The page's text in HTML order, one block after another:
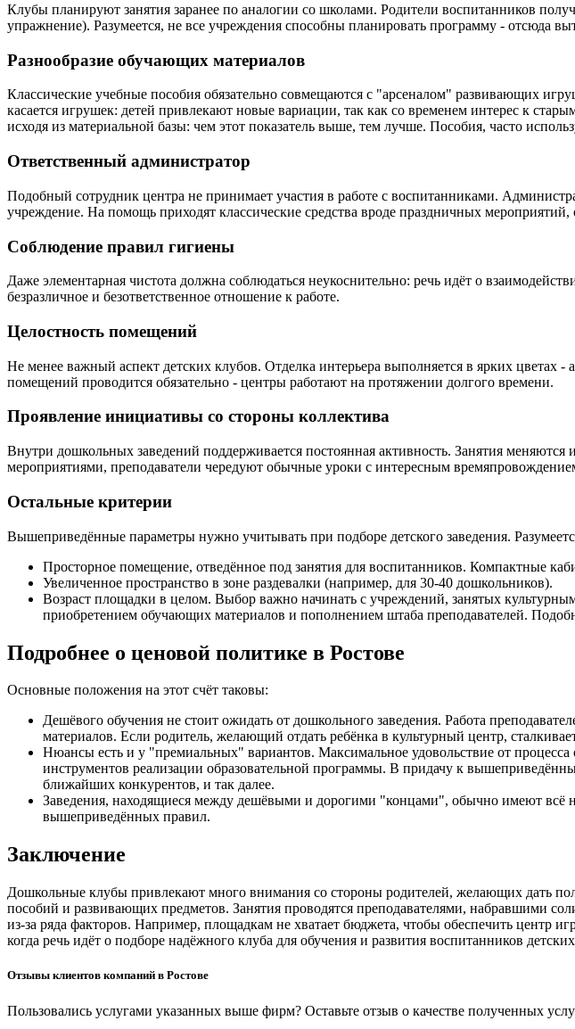
Клубы планируют занятия заранее по аналогии со школами. Родители воспитанников
упражнение). Разумеется, не все учреждения способны планировать программу - отсюда
Разнообразие обучающих материалов
Классические учебные пособия обязательно совмещаются с "арсеналом" развивающих
касается игрушек: детей привлекают новые вариации, так как со временем интерес к
исходя из материальной базы: чем этот показатель выше, тем лучше. Пособия, часто
Ответственный администратор
Подобный сотрудник центра не принимает участия в работе с воспитанниками.
учреждение. На помощь приходят классические средства вроде праздничных
Соблюдение правил гигиены
Даже элементарная чистота должна соблюдаться неукоснительно: речь идёт о
безразличное и безответственное отношение к работе.
Целостность помещений
Не менее важный аспект детских клубов. Отделка интерьера выполняется в ярких цветах
помещений проводится обязательно - центры работают на протяжении долгого времени.
Проявление инициативы со стороны коллектива
Внутри дошкольных заведений поддерживается постоянная активность. Занятия
мероприятиями, преподаватели чередуют обычные уроки с интересным
Остальные критерии
Вышеприведённые параметры нужно учитывать при подборе детского заведения.
Просторное помещение, отведённое под занятия для воспитанников. Компактные
Увеличенное пространство в зоне раздевалки (например, для 30-40 дошкольников).
Возраст площадки в целом. Выбор важно начинать с учреждений, занятых
приобретением обучающих материалов и пополнением штаба преподавателей.
Подробнее о ценовой политике в Ростове
Основные положения на этот счёт таковы:
Дешёвого обучения не стоит ожидать от дошкольного заведения. Работа
материалов. Если родитель, желающий отдать ребёнка в культурный центр,
Нюансы есть и у "премиальных" вариантов. Максимальное удовольствие от
инструментов реализации образовательной программы. В придачу к
ближайших конкурентов, и так далее.
Заведения, находящиеся между дешёвыми и дорогими "концами", обычно имеют всё
вышеприведённых правил.
Заключение
Дошкольные клубы привлекают много внимания со стороны родителей, желающих дать
пособий и развивающих предметов. Занятия проводятся преподавателями, набравшими
из-за ряда факторов. Например, площадкам не хватает бюджета, чтобы обеспечить центр
когда речь идёт о подборе надёжного клуба для обучения и развития воспитанников
Отзывы клиентов компаний в Ростове
Пользовались услугами указанных выше фирм? Оставьте отзыв о качестве полученных